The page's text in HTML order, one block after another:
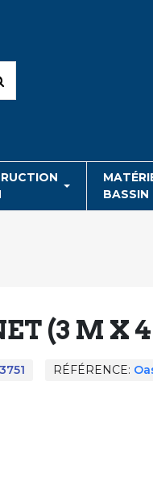
BASSIN
(3 M X
RÉFÉRENCE